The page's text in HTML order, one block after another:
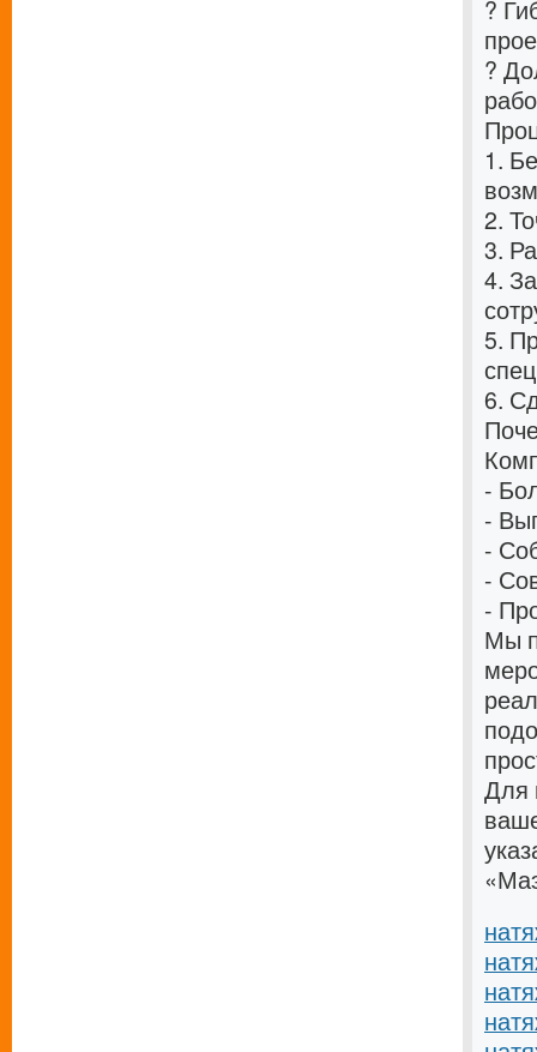
?
?
1.
2.
3.
4.
5.
6.
-
-
-
-
-
Мы
Для